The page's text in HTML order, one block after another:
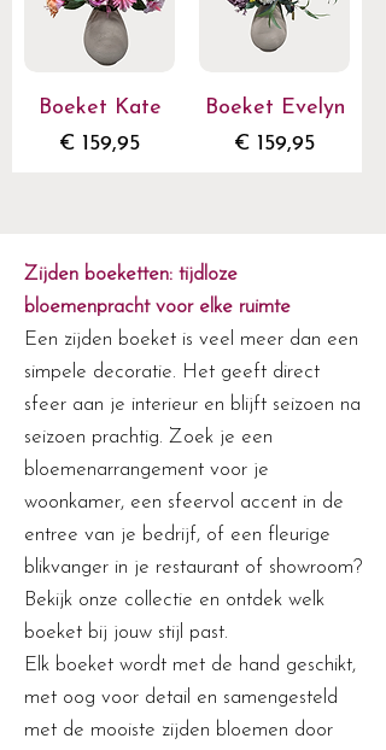
Boeket Kate
Prijs
€ 159,95
Boeket Evelyn
Prijs
€ 159,95
Zijden boeketten: tijdloze
bloemenpracht voor elke ruimte
Een zijden boeket is veel meer dan een
simpele decoratie. Het geeft direct
sfeer aan je interieur en blijft seizoen na
seizoen prachtig. Zoek je een
bloemenarrangement voor je
woonkamer, een sfeervol accent in de
entree van je bedrijf, of een fleurige
blikvanger in je restaurant of showroom?
Bekijk onze collectie en ontdek welk
boeket bij jouw stijl past.
Elk boeket wordt met de hand geschikt,
met oog voor detail en samengesteld
met de mooiste zijden bloemen door